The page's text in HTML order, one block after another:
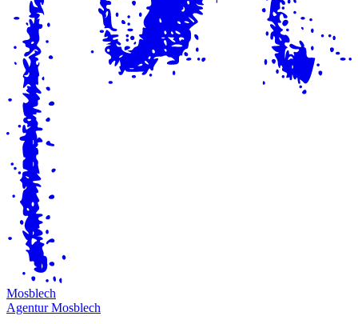
Mosblech
Agentur Mosblech